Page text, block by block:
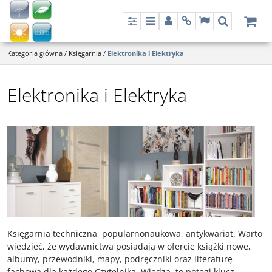
PanelMenuPanelInfoLangSzukaj
Kategoria główna / Księgarnia / Elektronika i Elektryka
Elektronika i Elektryka
Księgarnia techniczna, popularnonaukowa, antykwariat. Warto
wiedzieć, że wydawnictwa posiadają w ofercie książki nowe,
albumy, przewodniki, mapy, podręczniki oraz literaturę